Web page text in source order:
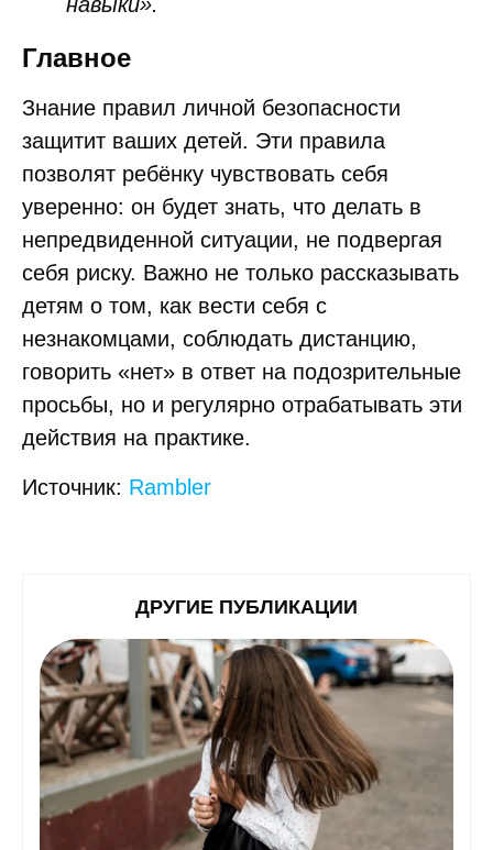
Главное
Знание правил личной безопасности
защитит ваших детей. Эти правила
позволят ребёнку чувствовать себя
уверенно: он будет знать, что делать в
непредвиденной ситуации, не подвергая
себя риску. Важно не только рассказывать
детям о том, как вести себя с
незнакомцами, соблюдать дистанцию,
говорить «нет» в ответ на подозрительные
просьбы, но и регулярно отрабатывать эти
действия на практике.
Источник: Rambler
ДРУГИЕ ПУБЛИКАЦИИ